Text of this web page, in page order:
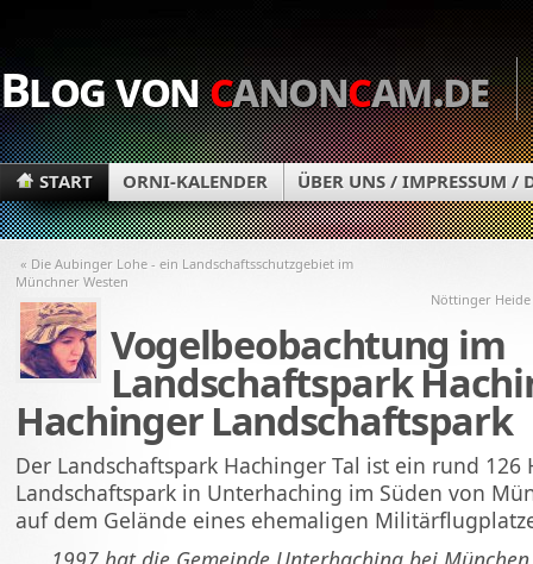
Blog voncanoncam.de
START ORNI-KALENDER ÜBER UNS / IMPRESSUM /
« Die Aubinger Lohe - ein Landschaftsschutzgebiet im
Münchner Westen
Nöttinger
Vogelbeobachtung im
Landschaftspark
Hachinger Landschaftspark
Der Landschaftspark Hachinger Tal ist ein rund 126
Landschaftspark in Unterhaching im Süden von
auf dem Gelände eines ehemaligen